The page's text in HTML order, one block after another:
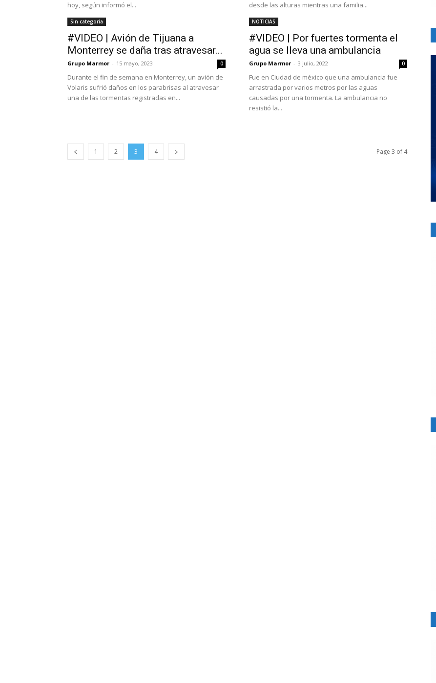
hoy, según informó el...
desde las alturas mientras una familia...
Sin categoría
#VIDEO | Avión de Tijuana a
Monterrey se daña tras atravesar...
Grupo Marmor - 15 mayo, 2023 0
Durante el fin de semana en Monterrey, un avión de
Volaris sufrió daños en los parabrisas al atravesar
una de las tormentas registradas en...
NOTICIAS
#VIDEO | Por fuertes tormenta el
agua se lleva una ambulancia
Grupo Marmor - 3 julio, 2022 0
Fue en Ciudad de méxico que una ambulancia fue
arrastrada por varios metros por las aguas
causadas por una tormenta. La ambulancia no
resistió la...
1 2 3 4 Page 3 of 4